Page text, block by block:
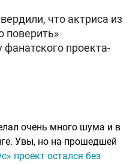
что актриса из
поверить»
фанатского проекта-
очень много шума и в
Увы, но на прошедшей
проект остался без